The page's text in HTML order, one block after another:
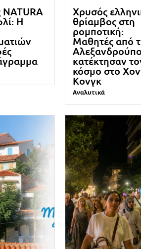
NATURA
Η
Χρυσός
θρίαμβος στη
ρομποτική:
Μαθητές από
κατέκτησαν
κόσμο στο
Κονγκ
Αναλυτικά